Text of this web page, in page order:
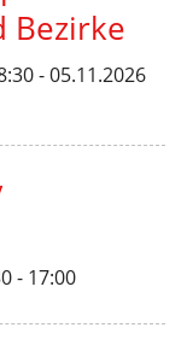
Bezirke
- 05.11.2026
- 17:00